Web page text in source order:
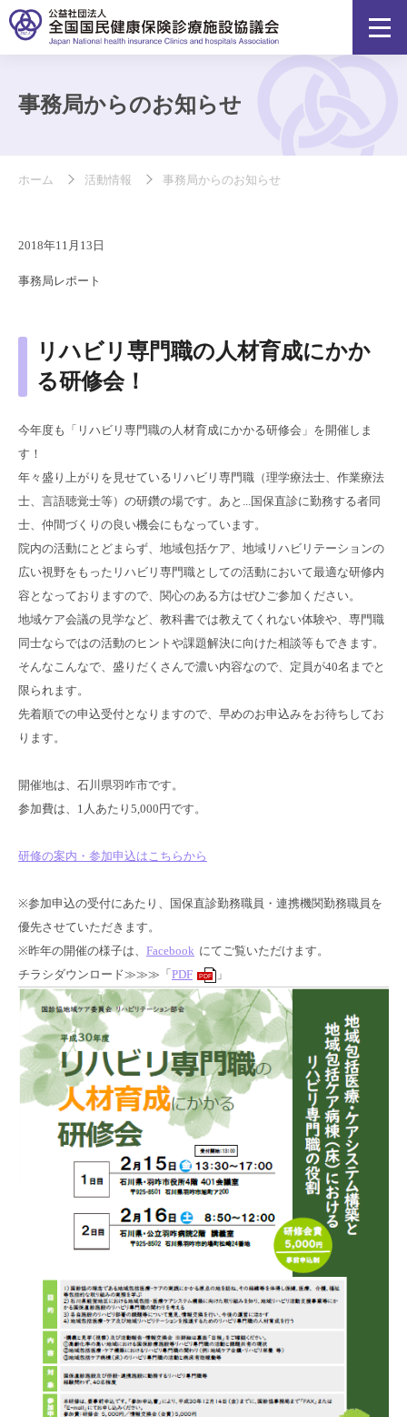
事務局からのお知らせ
ホーム 活動情報 事務局からのお知らせ
2018年11月13日
事務局レポート
リハビリ専門職の人材育成にかか
る研修会！
今年度も「リハビリ専門職の人材育成にかかる研修会」を開催しま
す！
年々盛り上がりを見せているリハビリ専門職（理学療法士、作業療法
士、言語聴覚士等）の研鑽の場です。あと...国保直診に勤務する者同
士、仲間づくりの良い機会にもなっています。
院内の活動にとどまらず、地域包括ケア、地域リハビリテーションの
広い視野をもったリハビリ専門職としての活動において最適な研修内
容となっておりますので、関心のある方はぜひご参加ください。
地域ケア会議の見学など、教科書では教えてくれない体験や、専門職
同士ならではの活動のヒントや課題解決に向けた相談等もできます。
そんなこんなで、盛りだくさんで濃い内容なので、定員が40名までと
限られます。
先着順での申込受付となりますので、早めのお申込みをお待ちしてお
ります。
開催地は、石川県羽咋市です。
参加費は、1人あたり5,000円です。
研修の案内・参加申込はこちらから
※参加申込の受付にあたり、国保直診勤務職員・連携機関勤務職員を
優先させていただきます。
※昨年の開催の様子は、 Facebook にてご覧いただけます。
チラシダウンロード≫≫≫「PDF PDF 」